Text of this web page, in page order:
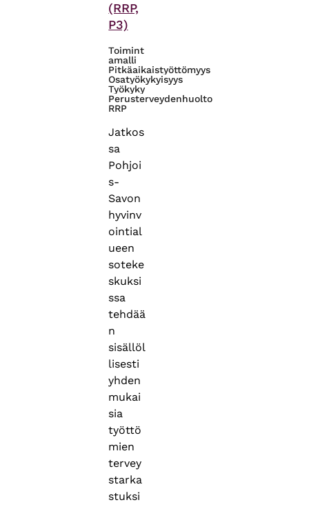
(RRP,
P3)
Toimint
amalli
Pitkäaikaistyöttömyys
Osatyökykyisyys
Työkyky
Perusterveydenhuolto
RRP
Jatkos
sa
Pohjoi
s-
Savon
hyvinv
ointial
ueen
soteke
skuksi
ssa
tehdää
n
sisällöl
lisesti
yhden
mukai
sia
työttö
mien
tervey
starka
stuksi